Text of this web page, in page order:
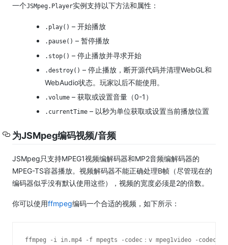
一个JSMpeg.Player实例支持以下方法和属性：
.play() – 开始播放
.pause() – 暂停播放
.stop() – 停止播放并寻求开始
.destroy() – 停止播放，断开源代码并清理WebGL和
WebAudio状态。 玩家以后不能使用。
.volume – 获取或设置音量（0-1）
.currentTime – 以秒为单位获取或设置当前播放位置
为JSMpeg编码视频/音频
JSMpeg只支持MPEG1视频编解码器和MP2音频编解码器的
MPEG-TS容器播放。 视频解码器不能正确处理B帧（尽管现在的
编码器似乎没有默认使用这些），视频的宽度必须是2的倍数。
你可以使用ffmpeg编码一个合适的视频， 如下所示：
ffmpeg -i in.mp4 -f mpegts -codec：v mpeg1video -codec